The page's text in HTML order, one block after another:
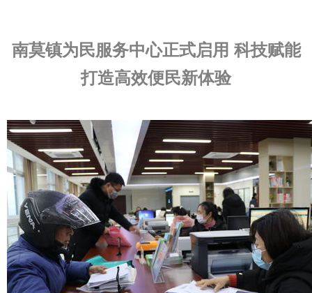
南莫镇为民服务中心正式启用 科技赋能
打造高效便民新体验